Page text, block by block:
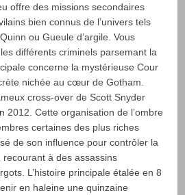
offre des missions secondaires
bien connus de l’univers tels
ou Gueule d’argile. Vous
différents criminels parsemant la
concerne la mystérieuse Cour
nichée au cœur de Gotham.
cross-over de Scott Snyder
2012. Cette organisation de l’ombre
certaines des plus riches
de son influence pour contrôler la
à des assassins
L’histoire principale étalée en 8
en haleine une quinzaine